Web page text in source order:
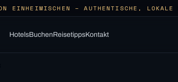
EINHEIMISCHEN – AUTHENTISCHE,
HotelsBuchenReisetippsKontakt